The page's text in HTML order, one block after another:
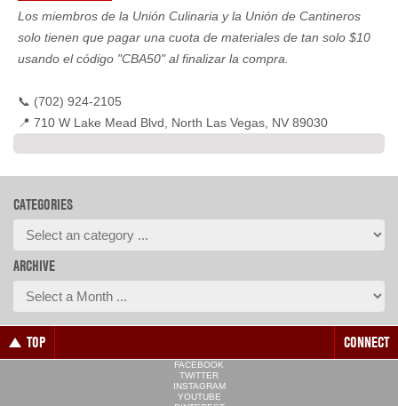
Los miembros de la Unión Culinaria y la Unión de Cantineros
solo tienen que pagar una cuota de materiales de tan solo $10
usando el código "CBA50" al finalizar la compra.
📞 (702) 924-2105
📍 710 W Lake Mead Blvd, North Las Vegas, NV 89030
CATEGORIES
ARCHIVE
TOP CONNECT
FACEBOOK
TWITTER
INSTAGRAM
YOUTUBE